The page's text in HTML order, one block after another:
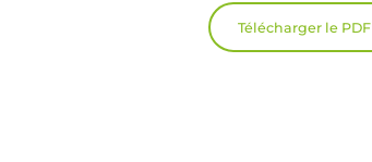
Télécharger le PDF